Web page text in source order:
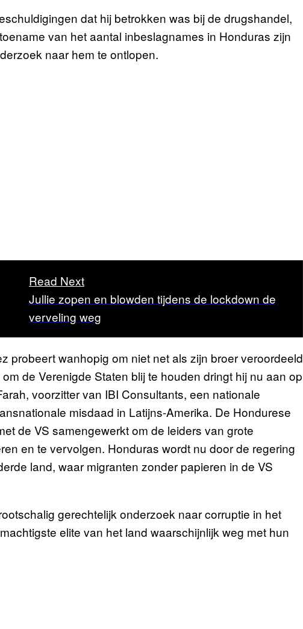
dat hij betrokken was bij de drugshandel,
van het aantal inbeslagnames in Honduras zijn
naar hem te ontlopen.
Read Next
Jullie zopen en blowden tijdens de lockdown de
verveling weg
probeert wanhopig om niet net als zijn broer veroordeeld
de Verenigde Staten blij te houden dringt hij nu aan op
voorzitter van IBI Consultants, een nationale
misdaad in Latijns-Amerika. De Hondurese
de VS samengewerkt om de leiders van grote
en te vervolgen. Honduras wordt nu door de regering
land, waar migranten zonder papieren in de VS
gerechtelijk onderzoek naar corruptie in het
elite van het land waarschijnlijk weg met hun